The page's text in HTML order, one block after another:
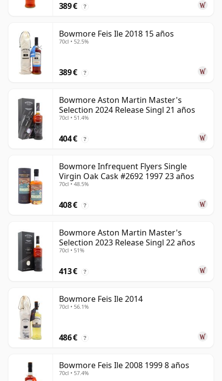
389 € ?
Bowmore Feis Ile 2018 15 años
70cl • 52.5%
389 € ?
Bowmore Aston Martin Master's
Selection 2024 Release Singl 21 años
70cl • 51.4%
404 € ?
Bowmore Infrequent Flyers Single
Virgin Oak Cask #2692 1997 23 años
70cl • 48.5%
408 € ?
Bowmore Aston Martin Master's
Selection 2023 Release Singl 22 años
70cl • 51%
413 € ?
Bowmore Feis Ile 2014
70cl • 56.1%
486 € ?
Bowmore Feis Ile 2008 1999 8 años
70cl • 57.4%